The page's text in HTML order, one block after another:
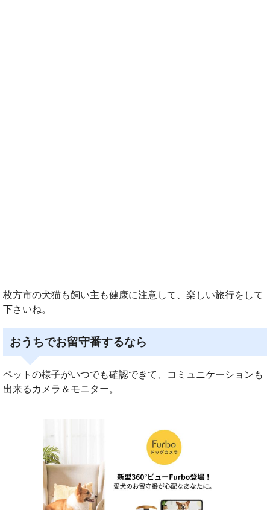
枚方市の犬猫も飼い主も健康に注意して、楽しい旅行をして
下さいね。
おうちでお留守番するなら
ペットの様子がいつでも確認できて、コミュニケーションも
出来るカメラ＆モニター。